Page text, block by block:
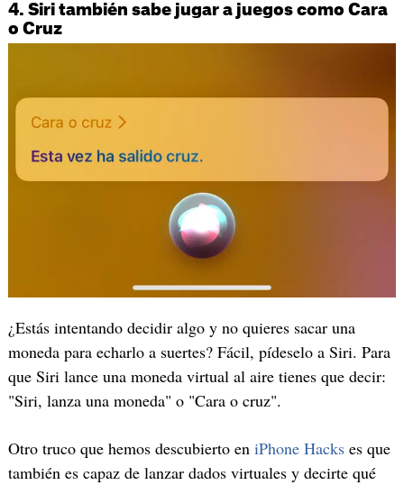
4. Siri también sabe jugar a juegos como Cara
o Cruz
¿Estás intentando decidir algo y no quieres sacar una
moneda para echarlo a suertes? Fácil, pídeselo a Siri. Para
que Siri lance una moneda virtual al aire tienes que decir:
"Siri, lanza una moneda" o "Cara o cruz".
Otro truco que hemos descubierto en iPhone Hackses que
también es capaz de lanzar dados virtuales y decirte qué